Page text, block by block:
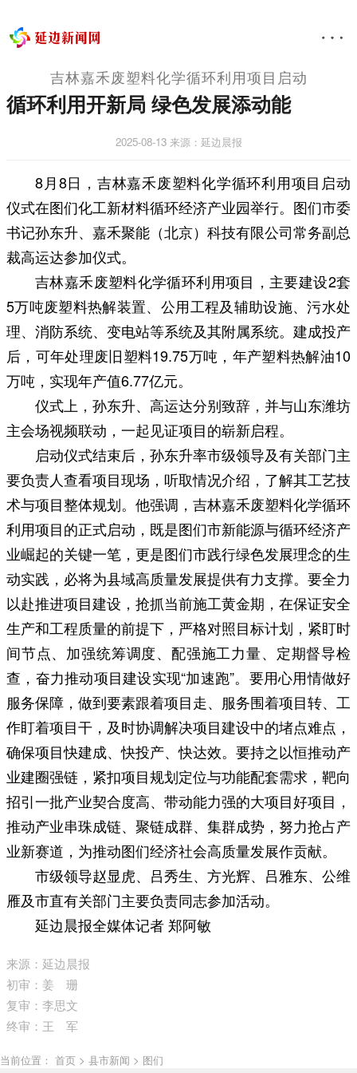
吉林嘉禾废塑料化学循环利用项目启动
循环利用开新局 绿色发展添动能
2025-08-13 来源：延边晨报
8月8日，吉林嘉禾废塑料化学循环利用项目启动
仪式在图们化工新材料循环经济产业园举行。图们市委
书记孙东升、嘉禾聚能（北京）科技有限公司常务副总
裁高运达参加仪式。
吉林嘉禾废塑料化学循环利用项目，主要建设2套
5万吨废塑料热解装置、公用工程及辅助设施、污水处
理、消防系统、变电站等系统及其附属系统。建成投产
后，可年处理废旧塑料19.75万吨，年产塑料热解油10
万吨，实现年产值6.77亿元。
仪式上，孙东升、高运达分别致辞，并与山东潍坊
主会场视频联动，一起见证项目的崭新启程。
启动仪式结束后，孙东升率市级领导及有关部门主
要负责人查看项目现场，听取情况介绍，了解其工艺技
术与项目整体规划。他强调，吉林嘉禾废塑料化学循环
利用项目的正式启动，既是图们市新能源与循环经济产
业崛起的关键一笔，更是图们市践行绿色发展理念的生
动实践，必将为县域高质量发展提供有力支撑。要全力
以赴推进项目建设，抢抓当前施工黄金期，在保证安全
生产和工程质量的前提下，严格对照目标计划，紧盯时
间节点、加强统筹调度、配强施工力量、定期督导检
查，奋力推动项目建设实现“加速跑”。要用心用情做好
服务保障，做到要素跟着项目走、服务围着项目转、工
作盯着项目干，及时协调解决项目建设中的堵点难点，
确保项目快建成、快投产、快达效。要持之以恒推动产
业建圈强链，紧扣项目规划定位与功能配套需求，靶向
招引一批产业契合度高、带动能力强的大项目好项目，
推动产业串珠成链、聚链成群、集群成势，努力抢占产
业新赛道，为推动图们经济社会高质量发展作贡献。
市级领导赵显虎、吕秀生、方光辉、吕雅东、公维
雁及市直有关部门主要负责同志参加活动。
延边晨报全媒体记者 郑阿敏
来源：延边晨报
初审：姜 珊
复审：李思文
终审：王 军
当前位置： 首页 > 县市新闻 > 图们